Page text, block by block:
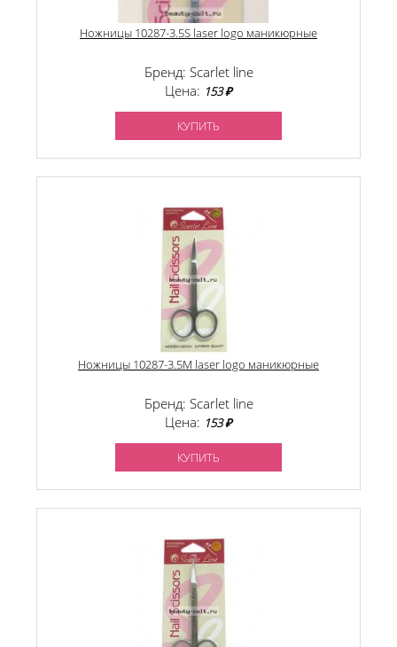
Ножницы 10287-3.5S laser logo маникюрные
Бренд: Scarlet line
Цена: 153 ₽
КУПИТЬ
Ножницы 10287-3.5M laser logo маникюрные
Бренд: Scarlet line
Цена: 153 ₽
КУПИТЬ